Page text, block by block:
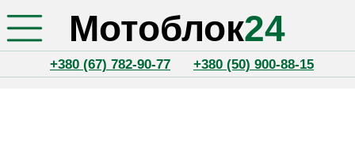
Мотоблок24